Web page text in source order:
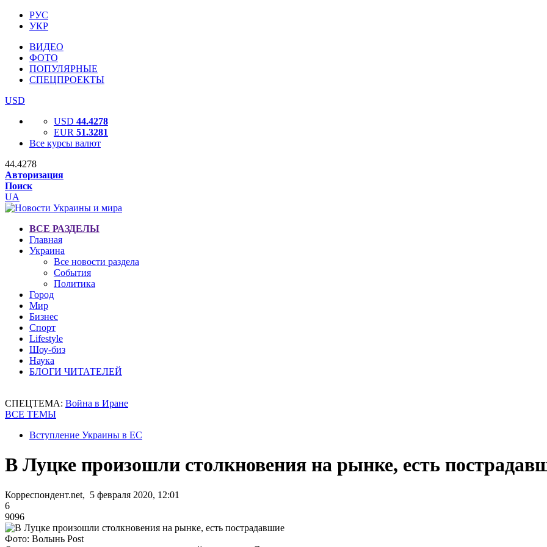
РУС
УКР
ВИДЕО
ФОТО
ПОПУЛЯРНЫЕ
СПЕЦПРОЕКТЫ
USD
USD 44.4278
EUR 51.3281
Все курсы валют
44.4278
Авторизация
Поиск
UA
ВСЕ РАЗДЕЛЫ
Главная
Украина
Все новости раздела
События
Политика
Город
Мир
Бизнес
Спорт
Lifestyle
Шоу-биз
Наука
БЛОГИ ЧИТАТЕЛЕЙ
СПЕЦТЕМА: Война в Иране
ВСЕ ТЕМЫ
Вступление Украины в ЕС
В Луцке произошли столкновения на рынке, есть
Корреспондент.net, 5 февраля 2020, 12:01
6
9096
Фото: Волынь Post